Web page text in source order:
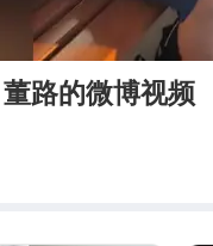
路的微博视频